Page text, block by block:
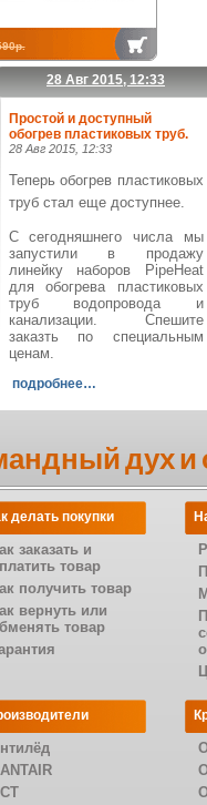
28 Авг 2015, 12:33
Простой и доступный
обогрев пластиковых труб.
28 Авг 2015, 12:33
Теперь обогрев пластиковых
труб стал еще доступнее.
С сегодняшнего числа мы
запустили в продажу
линейку наборов PipeHeat
для обогрева пластиковых
труб водопровода и
канализации. Спешите
заказть по специальным
ценам.
подробнее…
дух и
делать покупки
заказать и
товар
получить товар
вернуть или
товар